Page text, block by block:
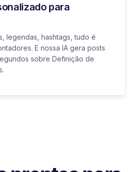
para
legendas, hashtags, tudo é
E nossa IA gera posts
sobre Definição de